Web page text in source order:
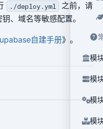
模
模
模
模
./deploy.yml
之前，请
、域名等敏感配置。
自建手册》。